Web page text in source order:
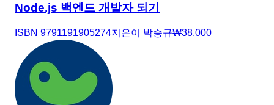
Node.js 백엔드 개발자 되기
ISBN 9791191905274지은이 박승규₩38,000